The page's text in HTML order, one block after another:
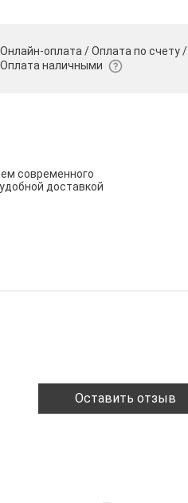
Онлайн-оплата / Оплата по счету /
Оплата наличными
современного
доставкой
Оставить отзыв